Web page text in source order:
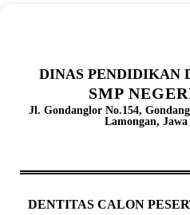
DINAS PENDIDIKAN
SMP
Jl. Gondanglor No.154,
Lamongan,
DENTITAS CALON